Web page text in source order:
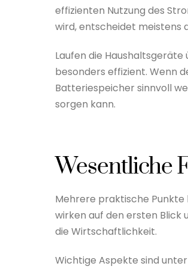
effizienten Nutzung des
wird, entscheidet meistens
Laufen die
besonders effizient. Wenn
Batteriespeicher sinnvoll
sorgen kann.
Wesentliche
Mehrere praktische Punkte
wirken auf den ersten
die Wirtschaftlichkeit.
Wichtige Aspekte sind